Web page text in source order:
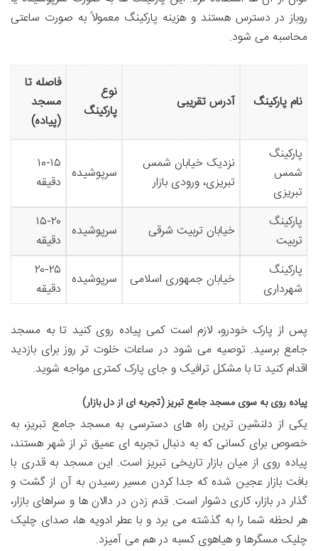
روباز در دسترس هستند و هزینه پارکینگ معمولاً به صورت ساعتی
محاسبه می شود.
نام پارکینگ آدرس تقریبی
نوع
پارکینگ
فاصله تا
مسجد
(پیاده)
پارکینگ
شمس
تبریزی
نزدیک خیابان شمس
تبریزی، ورودی بازار
سرپوشیده
۱۰-۱۵
دقیقه
پارکینگ
تربیت
خیابان تربیت شرقی سرپوشیده
۱۵-۲۰
دقیقه
پارکینگ
شهرداری
خیابان جمهوری اسلامی سرپوشیده
۲۰-۲۵
دقیقه
پس از پارک خودرو، لازم است کمی پیاده روی کنید تا به مسجد
جامع برسید. توصیه می شود در ساعات خلوت تر روز برای بازدید
اقدام کنید تا با مشکل ترافیک و جای پارک کمتری مواجه شوید.
پیاده روی به سوی مسجد جامع تبریز (تجربه ای از دل بازار)
یکی از دلنشین ترین راه های دسترسی به مسجد جامع تبریز، به
خصوص برای کسانی که به دنبال تجربه ای عمیق تر از شهر هستند،
پیاده روی از میان بازار تاریخی تبریز است. این مسجد به قدری با
بافت بازار عجین شده که جدا کردن مسیر رسیدن به آن از گشت و
گذار در بازار، کاری دشوار است. قدم زدن در دالان ها و سراهای بازار،
هر لحظه شما را به گذشته می برد و با عطر ادویه ها، صدای چلیک
چلیک مسگرها و هیاهوی کسبه در هم می آمیزد.